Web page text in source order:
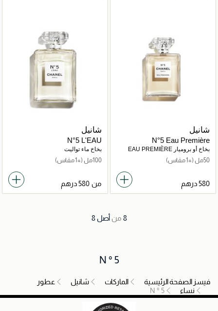
شانيل
N°5 Eau Première
بخاخ أو بروميار EAU PREMIÈRE
50مل (+1 مقاس)
شانيل
N°5 L'EAU
بخاخ ماء تواليت
100مل (+1 مقاس)
من
8 من أصل 8
N ° 5
فيسز الصفحة الرئيسية الماركات شانيل
عطور
نساء
N ° 5